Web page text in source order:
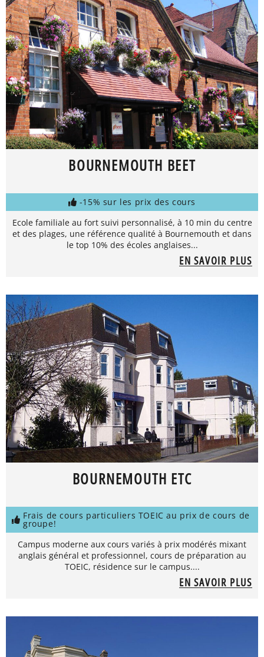
BOURNEMOUTH BEET
-15% sur les prix des cours
Ecole familiale au fort suivi personnalisé, à 10 min du centre
et des plages, une référence qualité à Bournemouth et dans
le top 10% des écoles anglaises...
EN SAVOIR PLUS
BOURNEMOUTH ETC
Frais de cours particuliers TOEIC au prix de cours de
groupe!
Campus moderne aux cours variés à prix modérés mixant
anglais général et professionnel, cours de préparation au
TOEIC, résidence sur le campus....
EN SAVOIR PLUS